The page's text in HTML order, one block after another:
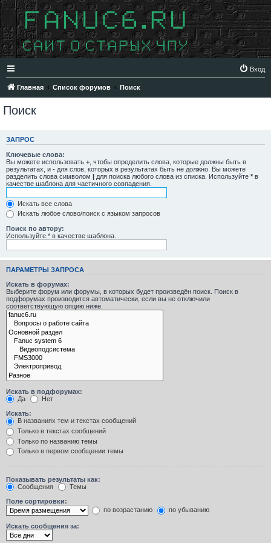
Вход
Главная Список форумов Поиск
Поиск
ЗАПРОС
Ключевые слова:
Вы можете использовать + , чтобы определить слова, которые должны быть в
результатах, и - для слов, которых в результатах быть не должно. Вы можете
разделить слова символом | для поиска любого слова из списка. Используйте * в
качестве шаблона для частичного совпадения.
Искать все слова
Искать любое слово/поиск с языком запросов
Поиск по автору:
Используйте * в качестве шаблона.
ПАРАМЕТРЫ ЗАПРОСА
Искать в форумах:
Выберите форум или форумы, в которых будет произведён поиск. Поиск в
подфорумах производится автоматически, если вы не отключили
соответствующую опцию ниже.
Искать в подфорумах:
Да
Нет
Искать:
В названиях тем и текстах сообщений
Только в текстах сообщений
Только по названию темы
Только в первом сообщении темы
Показывать результаты как:
Сообщения
Темы
Поле сортировки:
по возрастанию
по убыванию
Искать сообщения за: